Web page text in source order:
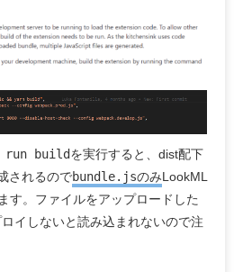
run buildを実行すると、dist配下
されるのでbundle.jsのみLookML
す。ファイルをアップロードした
イしないと読み込まれないので注